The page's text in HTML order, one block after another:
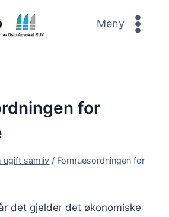
Meny
for
ugift samliv / Formuesordningen for
det gjelder det økonomiske